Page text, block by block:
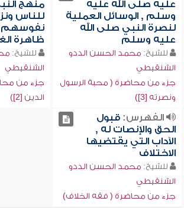
عليه صلى الله عليه
وسلم , الوسائل العملية
لنصرة النبي صلى الله
عليه وسلم
للشيخ: محمد الحسن الددو
الشنقيطي
جزء من محاضرة ( محبة الرسول
ونصرته [3])
منهج
للناس
نفوسهم
ظاهرة
للشيخ:
الشنقيطي
جزء من
الدين [2])
الفهرس:قبول
الحق والإنصات له ,
الآداب التي يقتضيها
الاختلاف
للشيخ: محمد الحسن الددو
الشنقيطي
جزء من محاضرة ( فقه الخلاف)